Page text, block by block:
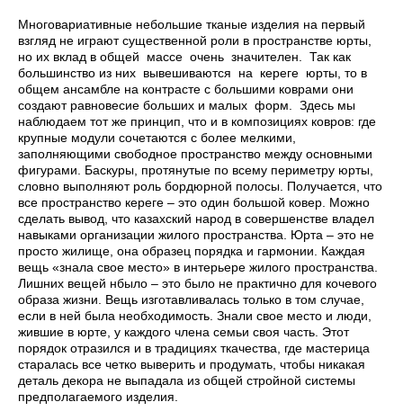
Многовариативные небольшие тканые изделия на первый
взгляд не играют существенной роли в пространстве юрты,
но их вклад в общей массе очень значителен. Так как
большинство из них вывешиваются на кереге юрты, то в
общем ансамбле на контрасте с большими коврами они
создают равновесие больших и малых форм. Здесь мы
наблюдаем тот же принцип, что и в композициях ковров: где
крупные модули сочетаются с более мелкими,
заполняющими свободное пространство между основными
фигурами. Баскуры, протянутые по всему периметру юрты,
словно выполняют роль бордюрной полосы. Получается, что
все пространство кереге – это один большой ковер. Можно
сделать вывод, что казахский народ в совершенстве владел
навыками организации жилого пространства. Юрта – это не
просто жилище, она образец порядка и гармонии. Каждая
вещь «знала свое место» в интерьере жилого пространства.
Лишних вещей нбыло – это было не практично для кочевого
образа жизни. Вещь изготавливалась только в том случае,
если в ней была необходимость. Знали свое место и люди,
жившие в юрте, у каждого члена семьи своя часть. Этот
порядок отразился и в традициях ткачества, где мастерица
старалась все четко выверить и продумать, чтобы никакая
деталь декора не выпадала из общей стройной системы
предполагаемого изделия.